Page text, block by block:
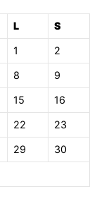
L S
1 2
8 9
15 16
22 23
29 30